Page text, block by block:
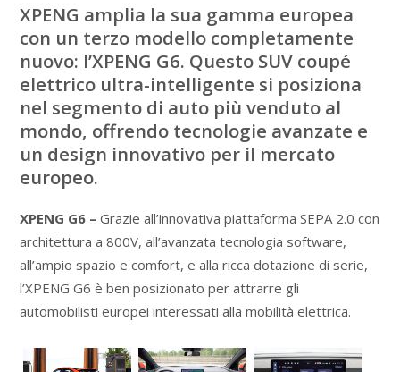
XPENG amplia la sua gamma europea
con un terzo modello completamente
nuovo: l’XPENG G6. Questo SUV coupé
elettrico ultra-intelligente si posiziona
nel segmento di auto più venduto al
mondo, offrendo tecnologie avanzate e
un design innovativo per il mercato
europeo.
XPENG G6 – Grazie all’innovativa piattaforma SEPA 2.0 con
architettura a 800V, all’avanzata tecnologia software,
all’ampio spazio e comfort, e alla ricca dotazione di serie,
l’XPENG G6 è ben posizionato per attrarre gli
automobilisti europei interessati alla mobilità elettrica.